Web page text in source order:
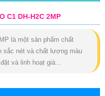
C1 DH-H2C 2MP
là một sản phẩm chất
sắc nét và chất lượng màu
và linh hoạt giá...